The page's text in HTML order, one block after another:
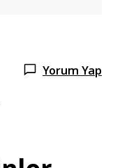
Yorum Yap